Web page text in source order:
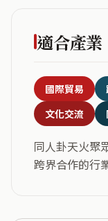
適合產業
國際貿易
文化交流
同人卦天火聚
跨界合作的行